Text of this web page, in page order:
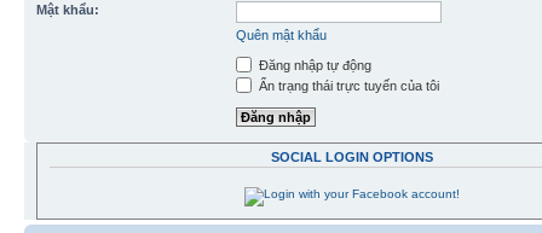
Mật khẩu:
Quên mật khẩu
Đăng nhập tự động
Ẩn trạng thái trực tuyến của tôi
SOCIAL LOGIN OPTIONS